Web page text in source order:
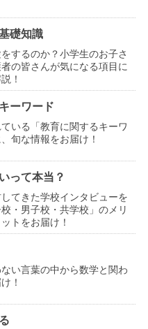
礎知識
するのか？小学生のお子さ
の皆さんが気になる項目に
！
ーワード
いる「教育に関するキーワ
旬な情報をお届け！
って本当？
てきた学校インタビューを
・男子校・共学校」のメリ
トをお届け！
い言葉の中から数学と関わ
！